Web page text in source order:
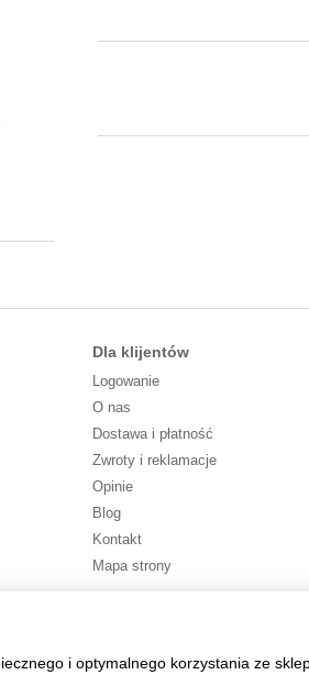
Dla klijentów
Logowanie
O nas
Dostawa i płatność
Zwroty i reklamacje
Opinie
Blog
Kontakt
Mapa strony
i optymalnego korzystania ze